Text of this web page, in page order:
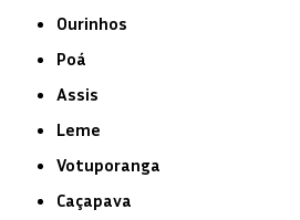
Ourinhos
Poá
Assis
Leme
Votuporanga
Caçapava